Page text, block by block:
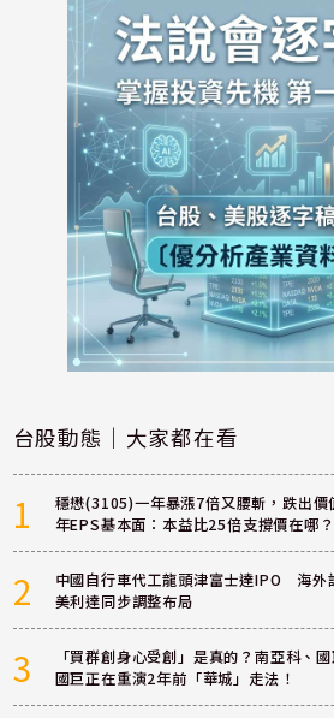
台股動態｜大家都在看
1
穩懋(3105)一年暴漲7倍又腰斬，跌出價
年EPS基本面：本益比25倍支撐價在哪？
2
中國自行車代工龍頭津富士達IPO 海外
美利達同步調整布局
3
「買群創身心受創」是真的？南亞科、
國巨正在重演2年前「華城」走法！